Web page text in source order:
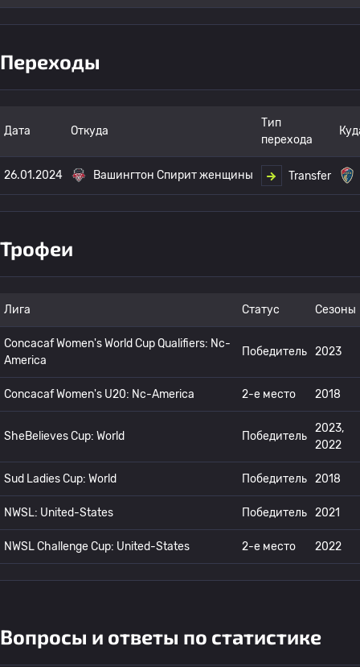
Переходы
Дата Откуда
Тип
перехода
26.01.2024 Вашингтон Спирит женщины Transfer
Трофеи
Лига Статус Сезоны
Concacaf Women's World Cup Qualifiers: Nc-
America
Победитель 2023
Concacaf Women's U20: Nc-America 2-е место 2018
SheBelieves Cup: World Победитель
2023,
2022
Sud Ladies Cup: World Победитель 2018
NWSL: United-States Победитель 2021
NWSL Challenge Cup: United-States 2-е место 2022
Вопросы и ответы по статистике